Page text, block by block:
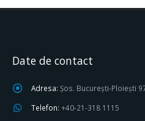
Date de contact
Adresa: Șos. București-Ploiești
Telefon: +40-21-318 1115